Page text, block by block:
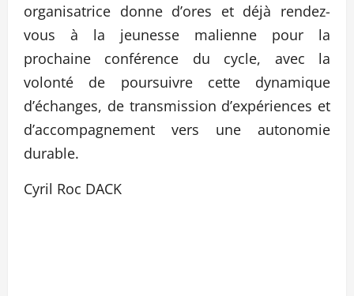
organisatrice donne d’ores et déjà rendez-
vous à la jeunesse malienne pour la
prochaine conférence du cycle, avec la
volonté de poursuivre cette dynamique
d’échanges, de transmission d’expériences et
d’accompagnement vers une autonomie
durable.
Cyril Roc DACK